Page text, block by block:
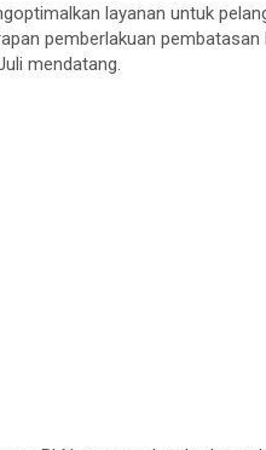
layanan untuk
pemberlakuan
mendatang.